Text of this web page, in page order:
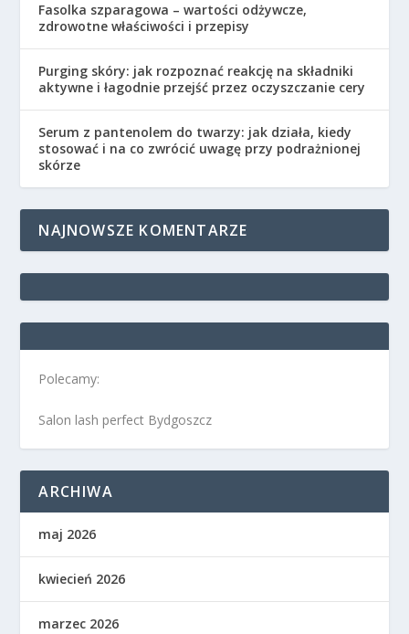
Fasolka szparagowa – wartości odżywcze,
zdrowotne właściwości i przepisy
Purging skóry: jak rozpoznać reakcję na składniki
aktywne i łagodnie przejść przez oczyszczanie cery
Serum z pantenolem do twarzy: jak działa, kiedy
stosować i na co zwrócić uwagę przy podrażnionej
skórze
NAJNOWSZE KOMENTARZE
Polecamy:
Salon lash perfect Bydgoszcz
ARCHIWA
maj 2026
kwiecień 2026
marzec 2026